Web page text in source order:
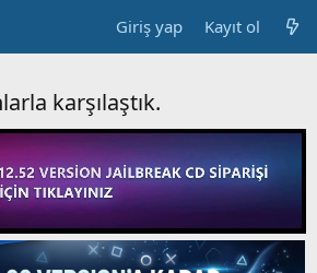
Giriş yap Kayıt ol
karşılaştık.